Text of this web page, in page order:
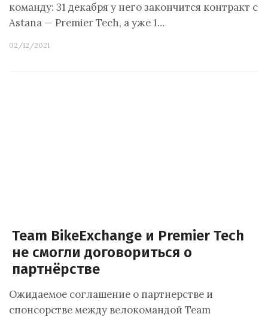
команду: 31 декабря у него закончится контракт с
Astana — Premier Tech, а уже 1…
02/12/2021
Team BikeExchange и Premier Tech
не смогли договориться о
партнёрстве
Ожидаемое соглашение о партнерстве и
спонсорстве между велокомандой Team